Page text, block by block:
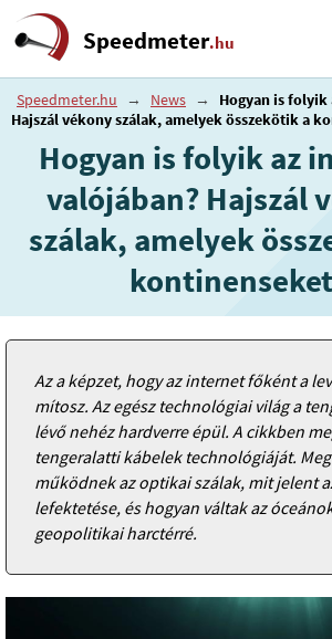
Speedmeter.hu
Speedmeter.hu → News →
Hogyan is
Hajszál vékony szálak, amelyek összekötik a
Hogyan is folyik az
valójában? Hajszál
szálak, amelyek
kontinenseket
Az a képzet, hogy az internet főként a
mítosz. Az egész technológiai világ a
lévő nehéz hardverre épül. A cikkben
tengeralatti kábelek technológiáját.
működnek az optikai szálak, mit jelent
lefektetése, és hogyan váltak az
geopolitikai harctérré.